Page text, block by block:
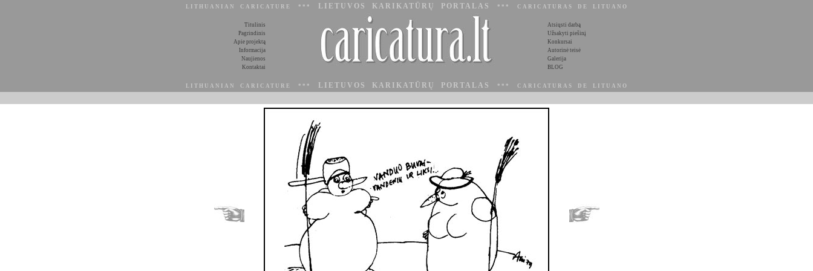
LITHUANIAN CARICATURE *** LIETUVOS KARIKATŪRŲ PORTALAS *** CARICATURAS DE LITUANO
Titulinis
Pagrindinis
Apie projektą
Informacija
Naujienos
Kontaktai
Atsiųsti darbą
Užsakyti piešinį
Konkursai
Autorinė teisė
Galerija
BLOG
LITHUANIAN CARICATURE *** LIETUVOS KARIKATŪRŲ PORTALAS *** CARICATURAS DE LITUANO